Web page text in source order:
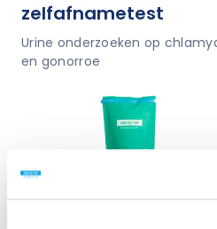
zelfafnametest
Urine onderzoeken op
en gonorroe